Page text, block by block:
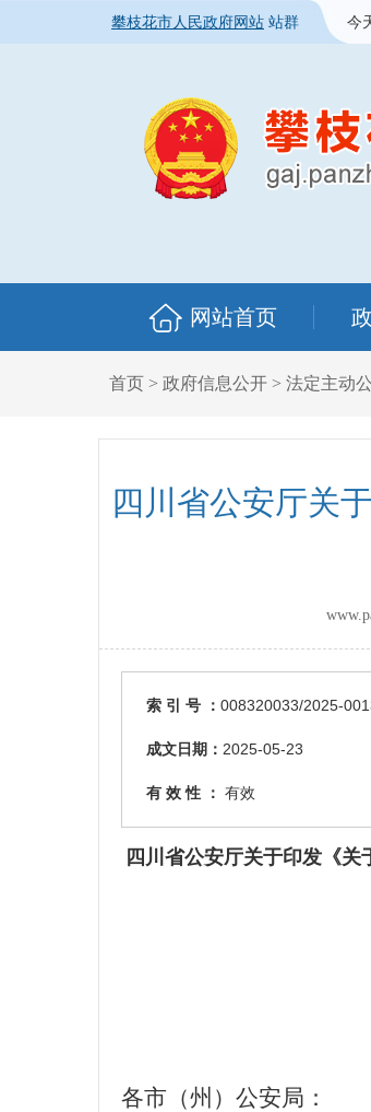
攀枝花市人民政府网站 站群 今
网站首页
首页> 政府信息公开> 法定主动
四川省公安厅关
索 引 号 ： 008320033/2025-
成文日期： 2025-05-23
有 效 性 ： 有效
四川省公安厅关于印发《
各市（州）公安局：